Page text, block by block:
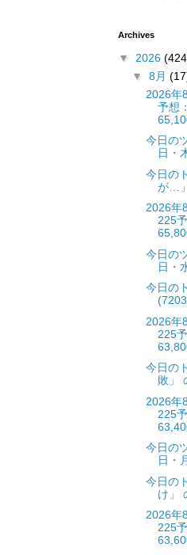
Archives
▼ 2026
▼ 8月
2026年
予想
今日の
日・
今日の
が…
2026年
225
今日の
日・
今日の
2026年
225
今日の
敗」
2026年
225
今日の
日・
今日の
け」
2026年
225